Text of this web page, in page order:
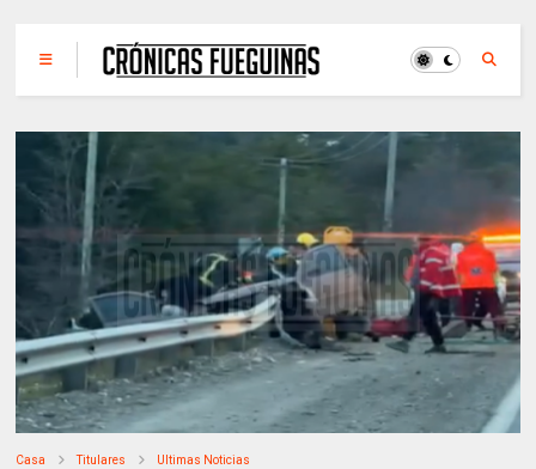
Casa Titulares Ultimas Noticias